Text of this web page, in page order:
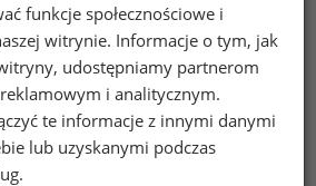
na przetwarzanie moich
zawartych w
przez Sedlak
Sedlak sp. z o.o.
otrzymywania bezpłatnego
funkcje społecznościowe i
witrynie. Informacje o tym, jak
udostępniamy partnerom
i analitycznym.
te informacje z innymi danymi
lub uzyskanymi podczas